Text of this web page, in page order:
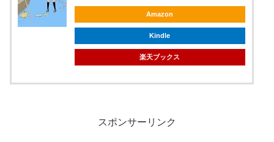
Amazon
Kindle
楽天ブックス
スポンサーリンク